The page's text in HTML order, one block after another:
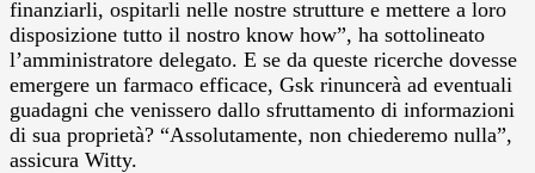
finanziarli, ospitarli nelle nostre strutture e mettere a loro
disposizione tutto il nostro know how”, ha sottolineato
l’amministratore delegato. E se da queste ricerche dovesse
emergere un farmaco efficace, Gsk rinuncerà ad eventuali
guadagni che venissero dallo sfruttamento di informazioni
di sua proprietà? “Assolutamente, non chiederemo nulla”,
assicura Witty.